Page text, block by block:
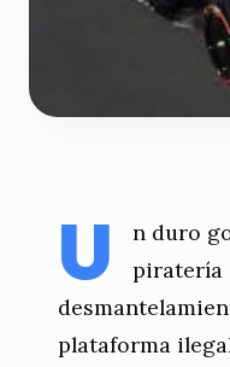
U
n duro
piratería
plataforma